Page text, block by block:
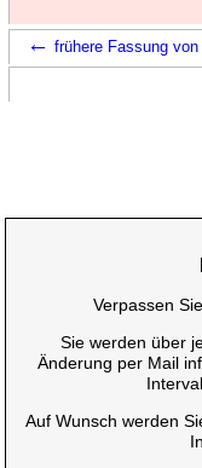
← frühere Fassung von
Verpassen
Sie werden über
Änderung per Mail
Auf Wunsch werden